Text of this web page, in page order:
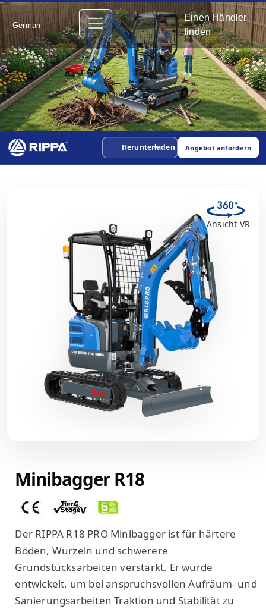
German
Einen Händler
finden
Herunterladen Angebot anfordern
Ansicht VR
Minibagger R18
Der RIPPA R18 PRO Minibagger ist für härtere
Böden, Wurzeln und schwerere
Grundstücksarbeiten verstärkt. Er wurde
entwickelt, um bei anspruchsvollen Aufräum- und
Sanierungsarbeiten Traktion und Stabilität zu